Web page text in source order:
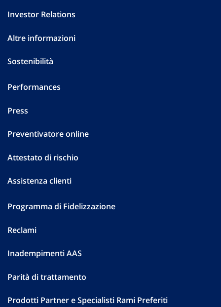
Investor Relations
Altre informazioni
Sostenibilità
Performances
Press
Preventivatore online
Attestato di rischio
Assistenza clienti
Programma di Fidelizzazione
Reclami
Inadempimenti AAS
Parità di trattamento
Prodotti Partner e Specialisti Rami Preferiti